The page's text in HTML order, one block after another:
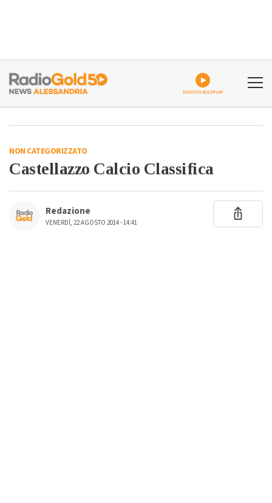
ASCOLTA GOLDPLAY
NON CATEGORIZZATO
Castellazzo Calcio Classifica
Redazione
VENERDÌ, 22 AGOSTO 2014 - 14:41